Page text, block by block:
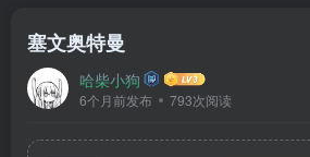
塞文奥特曼
哈柴小狗
6个月前发布 793次阅读